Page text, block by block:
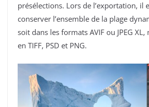
présélections. Lors de l’exportation, il
conserver l’ensemble de la plage
soit dans les formats AVIF ou JPEG
en TIFF, PSD et PNG.